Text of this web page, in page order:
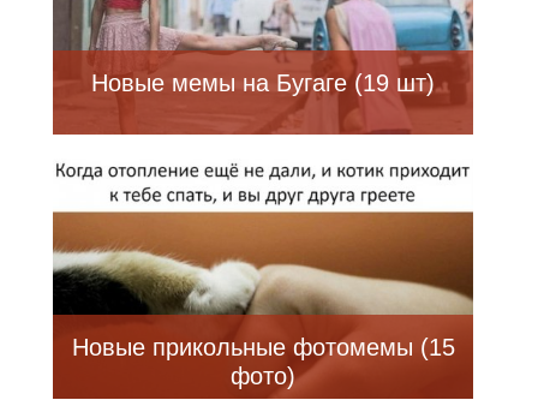
Новые мемы на Бугаге (19 шт)
Новые прикольные фотомемы (15
фото)